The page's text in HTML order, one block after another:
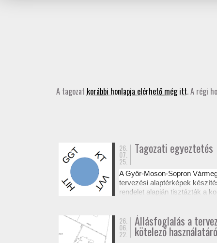
A tagozat korábbi honlapja elérhető még itt. A régi
26.
07.
25.
Tagozati egyeztetés
A Győr-Moson-Sopron
tervezési alaptérképek
rendelet alapján tisztázták a
26.
06.
22.
Állásfoglalás a
kötelező